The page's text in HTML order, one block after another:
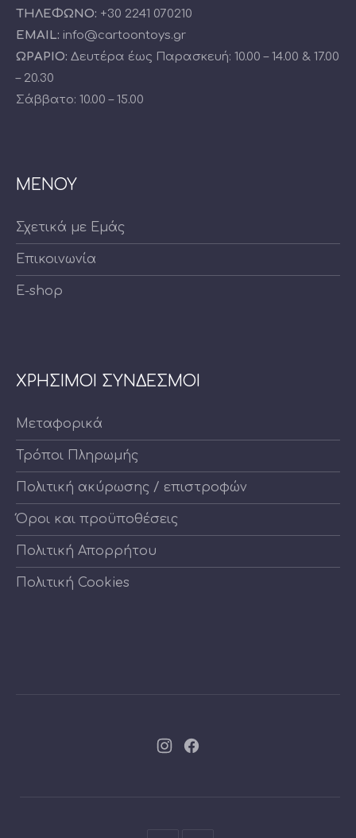
ΤΗΛΕΦΩΝΟ: +30 2241 070210
EMAIL: info@cartoontoys.gr
ΩΡΑΡΙΟ: Δευτέρα έως Παρασκευή: 10.00 – 14.00 & 17.00
– 20.30
Σάββατο: 10.00 – 15.00
ΜΕΝΟΥ
Σχετικά με Εμάς
Επικοινωνία
E-shop
ΧΡΗΣΙΜΟΙ ΣΥΝΔΕΣΜΟΙ
Μεταφορικά
Τρόποι Πληρωμής
Πολιτική ακύρωσης / επιστροφών
Όροι και προϋποθέσεις
Πολιτική Απορρήτου
Πολιτική Cookies
Νέο Νέο